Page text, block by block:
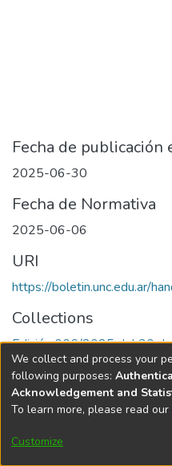
Fecha de publicación
2025-06-30
Fecha de Normativa
2025-06-06
URI
https://boletin.unc.edu.ar/
Collections
Edición 006/2025 del 30
Universidad
We collect and process your
following purposes:
Acknowledgement and
To learn more, please read our
Customize